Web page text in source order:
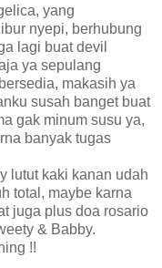
yang
nyepi, berhubung
lagi buat devil
ya sepulang
makasih ya
susah banget buat
gak minum susu ya,
banyak tugas
lutut kaki kanan udah
total, maybe karna
juga plus doa rosario
& Babby.
!!